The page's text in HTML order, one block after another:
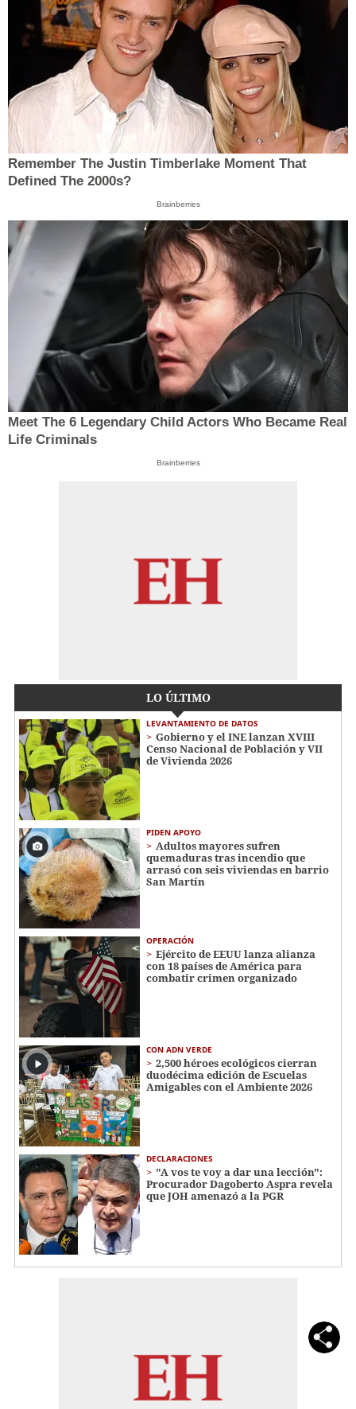
Remember The Justin Timberlake Moment That
Defined The 2000s?
Brainberries
Meet The 6 Legendary Child Actors Who Became Real
Life Criminals
Brainberries
LO ÚLTIMO
LEVANTAMIENTO DE DATOS
Gobierno y el INE lanzan XVIII
Censo Nacional de Población y VII
de Vivienda 2026
PIDEN APOYO
Adultos mayores sufren
quemaduras tras incendio que
arrasó con seis viviendas en barrio
San Martín
OPERACIÓN
Ejército de EEUU lanza alianza
con 18 países de América para
combatir crimen organizado
CON ADN VERDE
2,500 héroes ecológicos cierran
duodécima edición de Escuelas
Amigables con el Ambiente 2026
DECLARACIONES
"A vos te voy a dar una lección":
Procurador Dagoberto Aspra revela
que JOH amenazó a la PGR